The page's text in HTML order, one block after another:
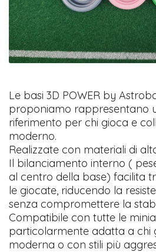
Le basi 3D POWER by
proponiamo rappresentano
riferimento per chi gioca e
moderno.
Realizzate con materiali di
Il bilanciamento interno (
al centro della base) facilita
le giocate, riducendo la
senza compromettere la
Compatibile con tutte le
particolarmente adatta a chi
moderna o con stili più